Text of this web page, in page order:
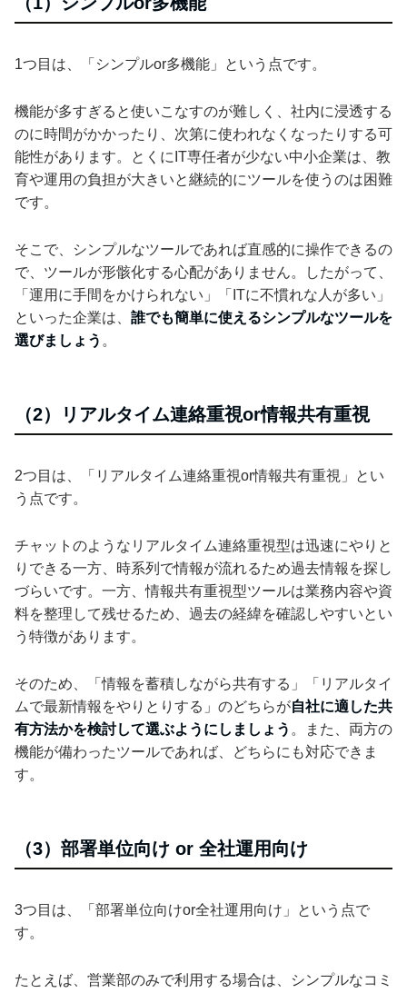
1つ目は、「シンプルor多機能」という点です。
機能が多すぎると使いこなすのが難しく、社内に浸透する
のに時間がかかったり、次第に使われなくなったりする可
能性があります。とくにIT専任者が少ない中小企業は、教
育や運用の負担が大きいと継続的にツールを使うのは困難
です。
そこで、シンプルなツールであれば直感的に操作できるの
で、ツールが形骸化する心配がありません。したがって、
「運用に手間をかけられない」「ITに不慣れな人が多い」
といった企業は、 誰でも簡単に使えるシンプルなツールを
選びましょう 。
（2）リアルタイム連絡重視or情報共有重視
2つ目は、「リアルタイム連絡重視or情報共有重視」とい
う点です。
チャットのようなリアルタイム連絡重視型は迅速にやりと
りできる一方、時系列で情報が流れるため過去情報を探し
づらいです。一方、情報共有重視型ツールは業務内容や資
料を整理して残せるため、過去の経緯を確認しやすいとい
う特徴があります。
そのため、「情報を蓄積しながら共有する」「リアルタイ
ムで最新情報をやりとりする」のどちらが自社に適した共
有方法かを検討して選ぶようにしましょう 。また、両方の
機能が備わったツールであれば、どちらにも対応できま
す。
（3）部署単位向け or 全社運用向け
3つ目は、「部署単位向けor全社運用向け」という点で
す。
たとえば、営業部のみで利用する場合は、シンプルなコミ